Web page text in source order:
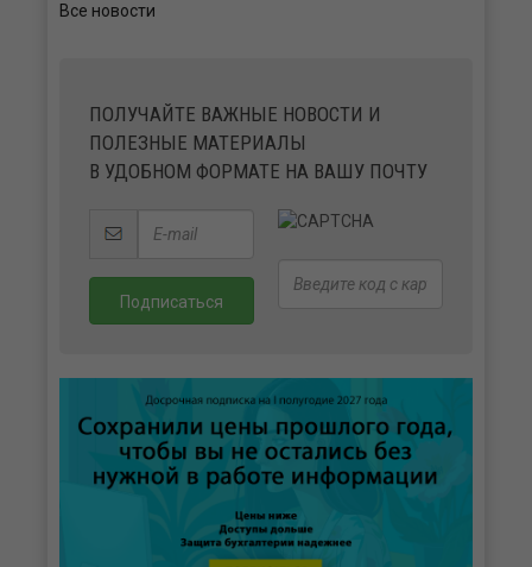
Все новости
ПОЛУЧАЙТЕ ВАЖНЫЕ НОВОСТИ И
ПОЛЕЗНЫЕ МАТЕРИАЛЫ
В УДОБНОМ ФОРМАТЕ НА ВАШУ ПОЧТУ